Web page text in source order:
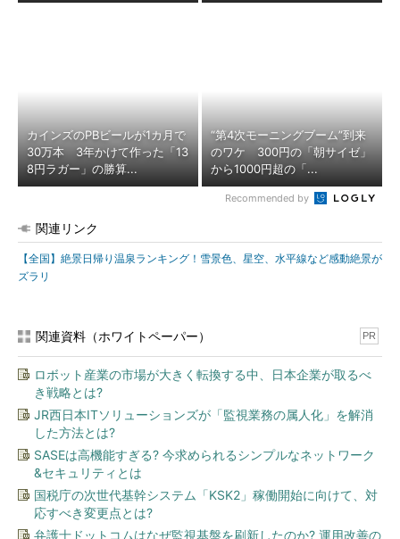
カインズのPBビールが1カ月で
30万本 3年かけて作った「13
8円ラガー」の勝算...
“第4次モーニングブーム”到来
のワケ 300円の「朝サイゼ」
から1000円超の「...
Recommended by
関連リンク
【全国】絶景日帰り温泉ランキング！雪景色、星空、水平線など感動絶景が
ズラリ
関連資料（ホワイトペーパー） PR
ロボット産業の市場が大きく転換する中、日本企業が取るべ
き戦略とは?
JR西日本ITソリューションズが「監視業務の属人化」を解消
した方法とは?
SASEは高機能すぎる? 今求められるシンプルなネットワーク
&セキュリティとは
国税庁の次世代基幹システム「KSK2」稼働開始に向けて、対
応すべき変更点とは?
弁護士ドットコムはなぜ監視基盤を刷新したのか? 運用改善の